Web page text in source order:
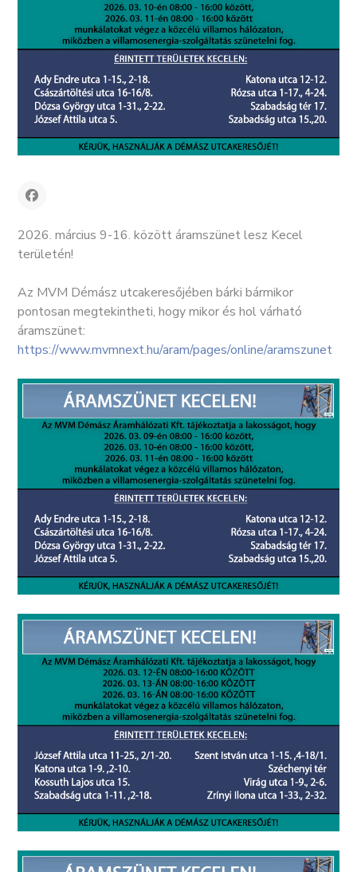
2026. március 9-16. között áramszünet lesz Kecel
területén!
Az MVM Démász utcakeresőjében bárki bármikor
pontosan megtekintheti, hogy mikor és hol várható
áramszünet:
https://www.mvmnext.hu/aram/pages/online/aramszunet